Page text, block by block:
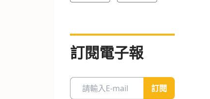
訂閱電子報
訂閱